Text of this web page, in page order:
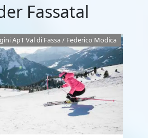
Fassatal
ApT Val di Fassa / Federico Modica